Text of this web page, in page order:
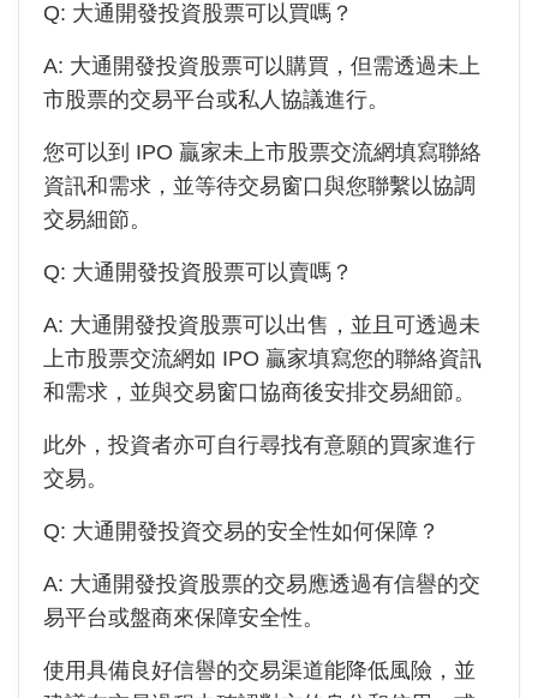
Q: 大通開發投資股票可以買嗎？
A: 大通開發投資股票可以購買，但需透過未上
市股票的交易平台或私人協議進行。
您可以到 IPO 贏家未上市股票交流網填寫聯絡
資訊和需求，並等待交易窗口與您聯繫以協調
交易細節。
Q: 大通開發投資股票可以賣嗎？
A: 大通開發投資股票可以出售，並且可透過未
上市股票交流網如 IPO 贏家填寫您的聯絡資訊
和需求，並與交易窗口協商後安排交易細節。
此外，投資者亦可自行尋找有意願的買家進行
交易。
Q: 大通開發投資交易的安全性如何保障？
A: 大通開發投資股票的交易應透過有信譽的交
易平台或盤商來保障安全性。
使用具備良好信譽的交易渠道能降低風險，並